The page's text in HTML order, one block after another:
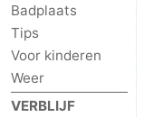
Haag
Rotterdam
-
Rockanje
Weer
Contact
Badplaats
Tips
Voor kinderen
Weer
VERBLIJF